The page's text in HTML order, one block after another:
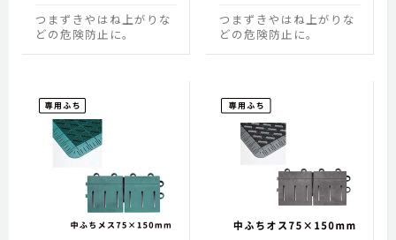
つまずきやはね上がりな
どの危険防止に。
つまずきやはね上がりな
どの危険防止に。